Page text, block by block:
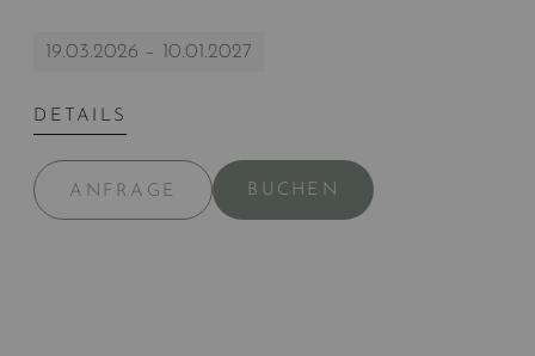
19.03.2026 – 10.01.2027
DETAILS
ANFRAGE BUCHEN